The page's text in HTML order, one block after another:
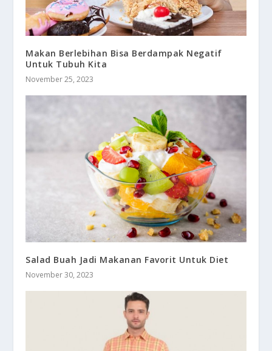
Makan Berlebihan Bisa Berdampak Negatif
Untuk Tubuh Kita
November 25, 2023
Salad Buah Jadi Makanan Favorit Untuk Diet
November 30, 2023